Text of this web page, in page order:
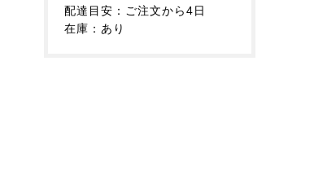
配達目安：ご注文から4日
在庫：あり